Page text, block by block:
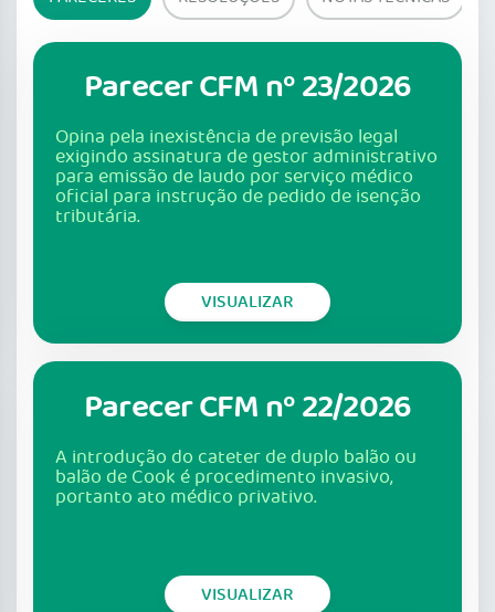
Parecer CFM nº 23/2026
Opina pela inexistência de previsão legal
exigindo assinatura de gestor administrativo
para emissão de laudo por serviço médico
oficial para instrução de pedido de isenção
tributária.
VISUALIZAR
Parecer CFM nº 22/2026
A introdução do cateter de duplo balão ou
balão de Cook é procedimento invasivo,
portanto ato médico privativo.
VISUALIZAR